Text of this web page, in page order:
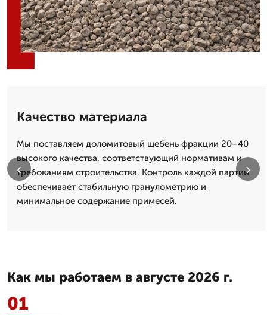
Качество материала
Мы поставляем доломитовый щебень фракции 20–40
высокого качества, соответствующий нормативам и
требованиям строительства. Контроль каждой партии
обеспечивает стабильную гранулометрию и
минимальное содержание примесей.
‹ ›
Как мы работаем в августе 2026 г.
01